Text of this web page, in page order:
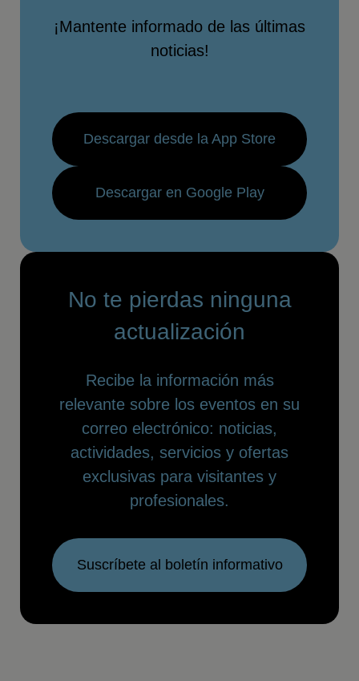
¡Mantente informado de las últimas
noticias!
Descargar desde la App Store
Descargar en Google Play
No te pierdas ninguna
actualización
Recibe la información más
relevante sobre los eventos en su
correo electrónico: noticias,
actividades, servicios y ofertas
exclusivas para visitantes y
profesionales.
Suscríbete al boletín informativo